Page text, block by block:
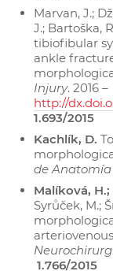
Marvan, J.;
J.; Bartoška,
tibiofibular
ankle
Injury. 2016 –
http://
1.693/2015
Kachlík, D.
de
Malíková, H.;
Syrůček, M.;
1.766/2015